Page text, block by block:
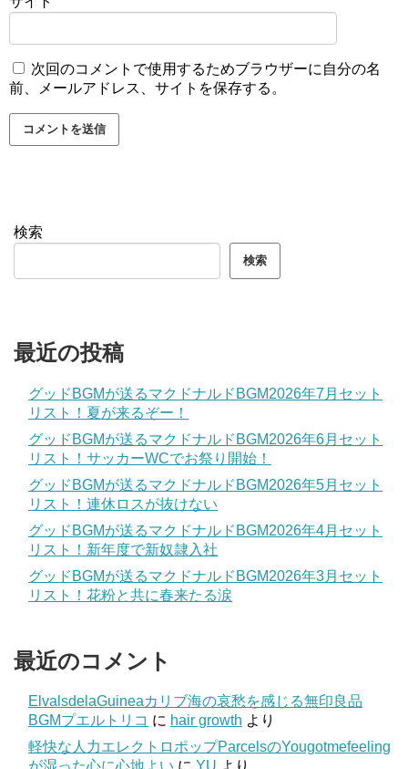
次回のコメントで使用するためブラウザーに自分の名
前、メールアドレス、サイトを保存する。
検索
検索
最近の投稿
グッドBGMが送るマクドナルドBGM2026年7月セット
リスト！夏が来るぞー！
グッドBGMが送るマクドナルドBGM2026年6月セット
リスト！サッカーWCでお祭り開始！
グッドBGMが送るマクドナルドBGM2026年5月セット
リスト！連休ロスが抜けない
グッドBGMが送るマクドナルドBGM2026年4月セット
リスト！新年度で新奴隷入社
グッドBGMが送るマクドナルドBGM2026年3月セット
リスト！花粉と共に春来たる涙
最近のコメント
ElvalsdelaGuineaカリブ海の哀愁を感じる無印良品
BGMプエルトリコ に hair growth より
軽快な人力エレクトロポップParcelsのYougotmefeeling